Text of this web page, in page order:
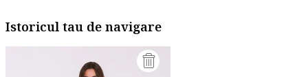
Istoricul tau de navigare